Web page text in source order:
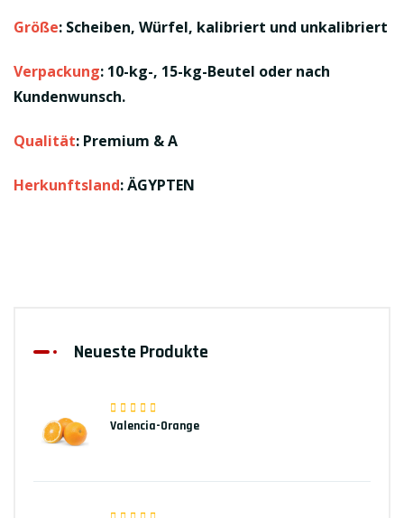
Größe: Scheiben, Würfel, kalibriert und unkalibriert
Verpackung: 10-kg-, 15-kg-Beutel oder nach
Kundenwunsch.
Qualität: Premium & A
Herkunftsland: ÄGYPTEN
Neueste Produkte
Valencia-Orange